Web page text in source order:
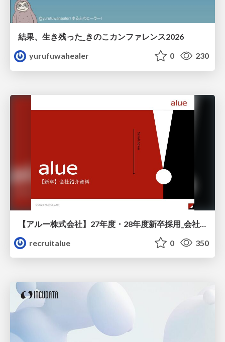
結果、生き残った_きのこカンファレンス2026
yurufuwahealer
0 230
recruitalue
0 350